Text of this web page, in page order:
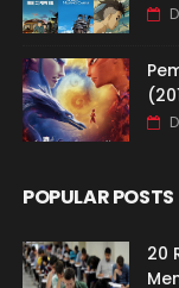
POPULAR POSTS
20